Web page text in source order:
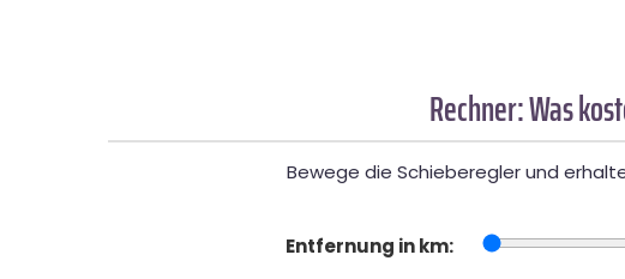
Rechner: Was
Bewege die Schieberegler und
Entfernung in km: